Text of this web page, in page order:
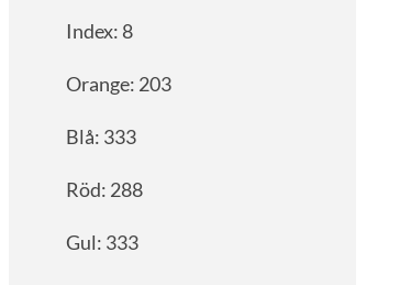
Index: 8
Orange: 203
Blå: 333
Röd: 288
Gul: 333